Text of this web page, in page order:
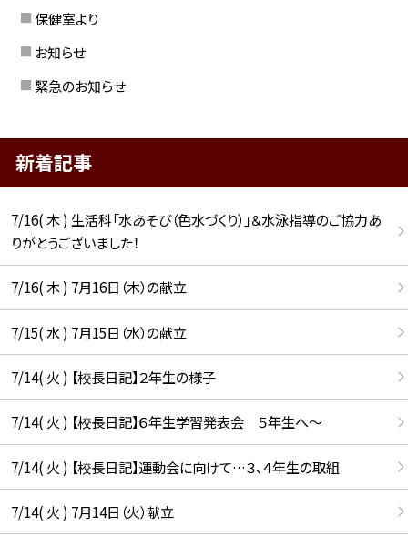
保健室より
お知らせ
緊急のお知らせ
新着記事
7/16( 木 ) 生活科「水あそび（色水づくり）」＆水泳指導のご協力あ
りがとうございました！
7/16( 木 ) 7月16日（木）の献立
7/15( 水 ) 7月15日（水）の献立
7/14( 火 ) 【校長日記】２年生の様子
7/14( 火 ) 【校長日記】６年生学習発表会 ５年生へ〜
7/14( 火 ) 【校長日記】運動会に向けて…３、４年生の取組
7/14( 火 ) 7月14日（火）献立